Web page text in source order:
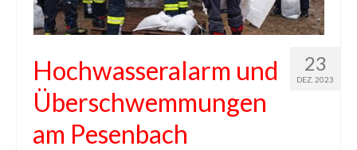
23
DEZ. 2023
Hochwasseralarm und
Überschwemmungen
am Pesenbach